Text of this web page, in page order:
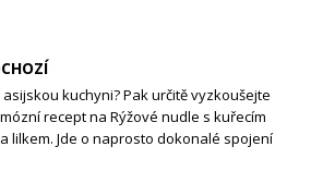
kuchyni? Pak určitě vyzkoušejte
recept na Rýžové nudle s kuřecím
lilkem. Jde o naprosto dokonalé spojení